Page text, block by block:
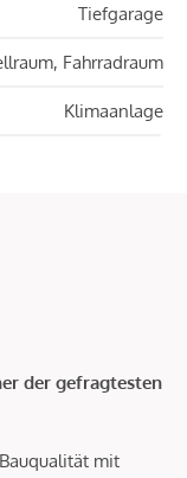
Tiefgarage
Fahrradraum
Klimaanlage
der gefragtesten
mit